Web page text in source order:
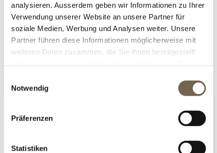
analysieren. Ausserdem geben wir Informationen zu Ihrer
Verwendung unserer Website an unsere Partner für
soziale Medien, Werbung und Analysen weiter. Unsere
Partner führen diese Informationen möglicherweise mit
weiteren Daten zusammen, die Sie ihnen bereitgestellt
Notwendig
Präferenzen
Statistiken
Welche Möglichkeiten gibt es? Was
gibt es zu beachten?
Tags: holzlager , brennholz , grillieren
Gestaltung